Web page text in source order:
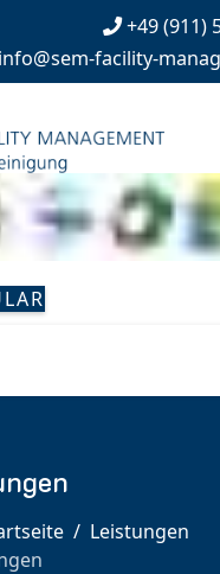
+49 (911)
info@sem-facility-
Leistungen